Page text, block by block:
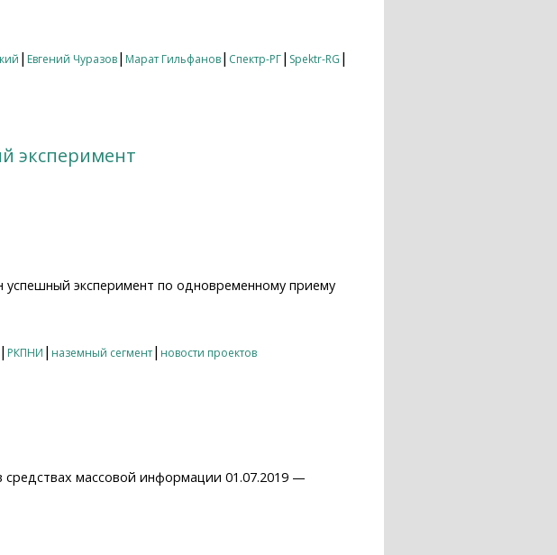
| Евгений Чуразов| Марат Гильфанов| Спектр-РГ| Spektr-RG |
эксперимент
эксперимент по одновременному приему
| РКПНИ | наземный сегмент| новости проектов
массовой информации 01.07.2019 —